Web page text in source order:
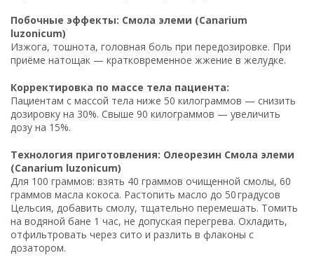
Побочные эффекты: Смола элеми (Canarium
luzonicum)
Изжога, тошнота, головная боль при передозировке. При
приёме натощак — кратковременное жжение в желудке.
Корректировка по массе тела пациента:
Пациентам с массой тела ниже 50 килограммов — снизить
дозировку на 30%. Свыше 90 килограммов — увеличить
дозу на 15%.
Технология приготовления: Олеорезин Смола элеми
(Canarium luzonicum)
Для 100 граммов: взять 40 граммов очищенной смолы, 60
граммов масла кокоса. Растопить масло до 50 градусов
Цельсия, добавить смолу, тщательно перемешать. Томить
на водяной бане 1 час, не допуская перегрева. Охладить,
отфильтровать через сито и разлить в флаконы с
дозатором.